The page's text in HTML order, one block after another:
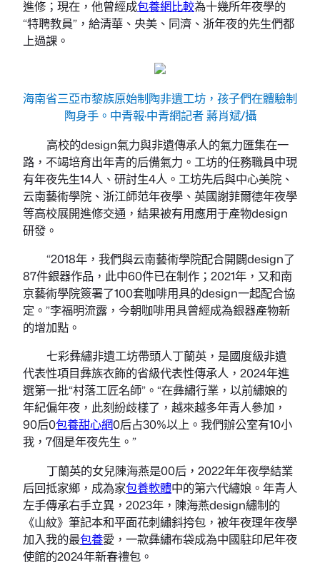
進修；現在，他曾經成包養網比較為十幾所年夜學的
“特聘教員”，給清華、央美、同濟、浙年夜的先生們都
上過課。
海南省三亞市黎族原始制陶非遺工坊，孩子們在體驗制
陶身手。中青報·中青網記者 蔣肖斌/攝
高校的design氣力與非遺傳承人的氣力匯集在一
路，不竭培育出年青的后備氣力。工坊的任務職員中現
有年夜先生14人、研討生4人。工坊先后與中心美院、
云南藝術學院、浙江師范年夜學、英國謝菲爾德年夜學
等高校展開進修交通，結果被有用應用于產物design
研發。
“2018年，我們與云南藝術學院配合開闢design了
87件銀器作品，此中60件已在制作；2021年，又和南
京藝術學院簽署了100套咖啡用具的design一起配合協
定。”李福明流露，今朝咖啡用具曾經成為銀器產物新
的增加點。
七彩彝繡非遺工坊帶頭人丁蘭英，是國度級非遺
代表性項目彝族衣飾的省級代表性傳承人，2024年進
選第一批“村落工匠名師”。“在彝繡行業，以前繡娘的
年紀偏年夜，此刻紛歧樣了，越來越多年青人參加，
90后0包養甜心網0后占30%以上。我們辦公室有10小
我，7個是年夜先生。”
丁蘭英的女兒陳海燕是00后，2022年年夜學結業
后回抵家鄉，成為家包養軟體中的第六代繡娘。年青人
左手傳承右手立異，2023年，陳海燕design繡制的
《山紋》筆記本和平面花刺繡斜挎包，被年夜理年夜學
加入我的最包養愛，一款彝繡布袋成為中國駐印尼年夜
使館的2024年新春禮包。